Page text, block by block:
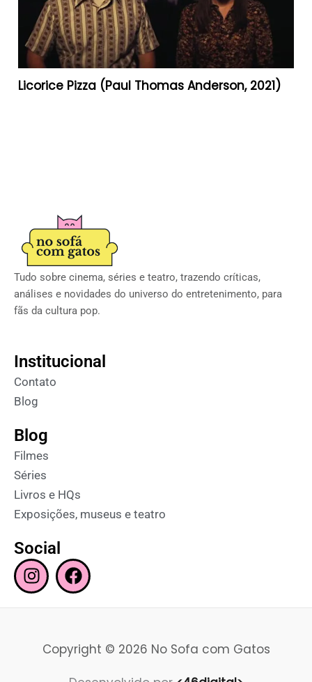
Licorice Pizza (Paul Thomas Anderson, 2021)
Tudo sobre cinema, séries e teatro, trazendo críticas,
análises e novidades do universo do entretenimento, para
fãs da cultura pop.
Institucional
Contato
Blog
Blog
Filmes
Séries
Livros e HQs
Exposições, museus e teatro
Social
I
n
s
F
a
c
o
Copyright © 2026 No Sofa com Gatos